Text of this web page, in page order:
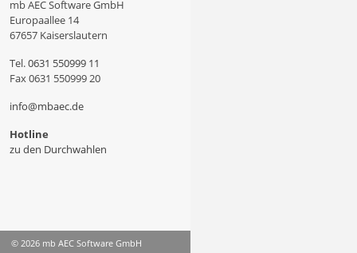
mb AEC Software GmbH
Europaallee 14
67657 Kaiserslautern
Tel.0631 550999 11
Fax 0631 550999 20
info@mbaec.de
Hotline
zu den Durchwahlen
© 2026 mb AEC Software GmbH